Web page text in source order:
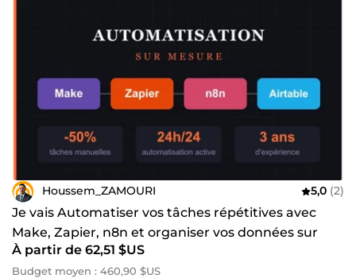
Houssem_ZAMOURI 5,0 (2)
Je vais Automatiser vos tâches répétitives avec
Make, Zapier, n8n et organiser vos données sur
Airtable
À partir de 62,51 $US
Budget moyen : 460,90 $US